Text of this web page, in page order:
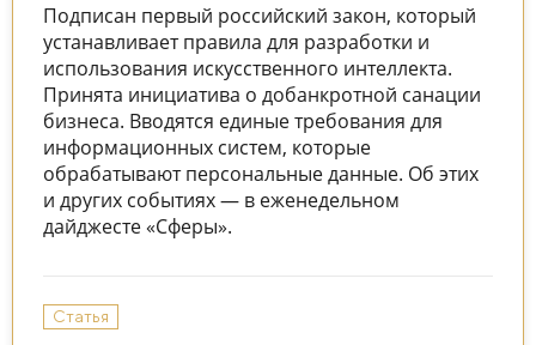
Подписан первый российский закон, который
устанавливает правила для разработки и
использования искусственного интеллекта.
Принята инициатива о добанкротной санации
бизнеса. Вводятся единые требования для
информационных систем, которые
обрабатывают персональные данные. Об этих
и других событиях — в еженедельном
дайджесте «Сферы».
Статья